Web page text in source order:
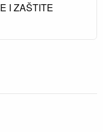
I ZAŠTITE